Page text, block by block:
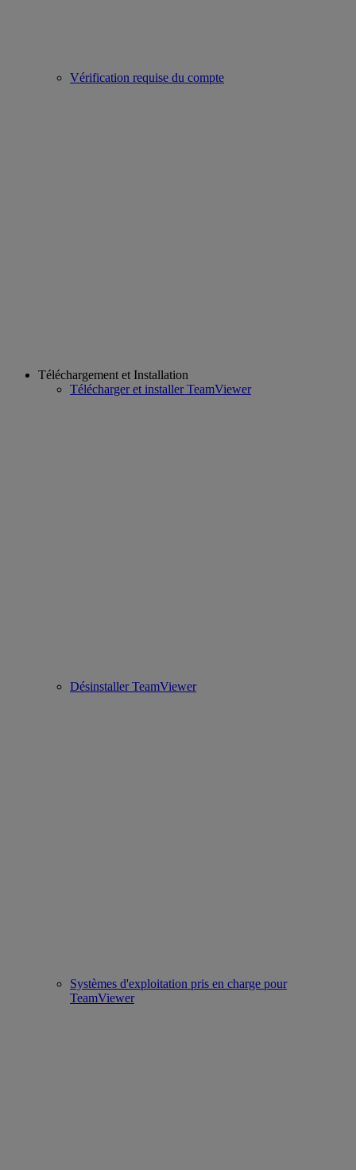
Vérification requise du compte
Téléchargement et Installation
Télécharger et installer TeamViewer
Désinstaller TeamViewer
Systèmes d'exploitation pris en charge pour
TeamViewer